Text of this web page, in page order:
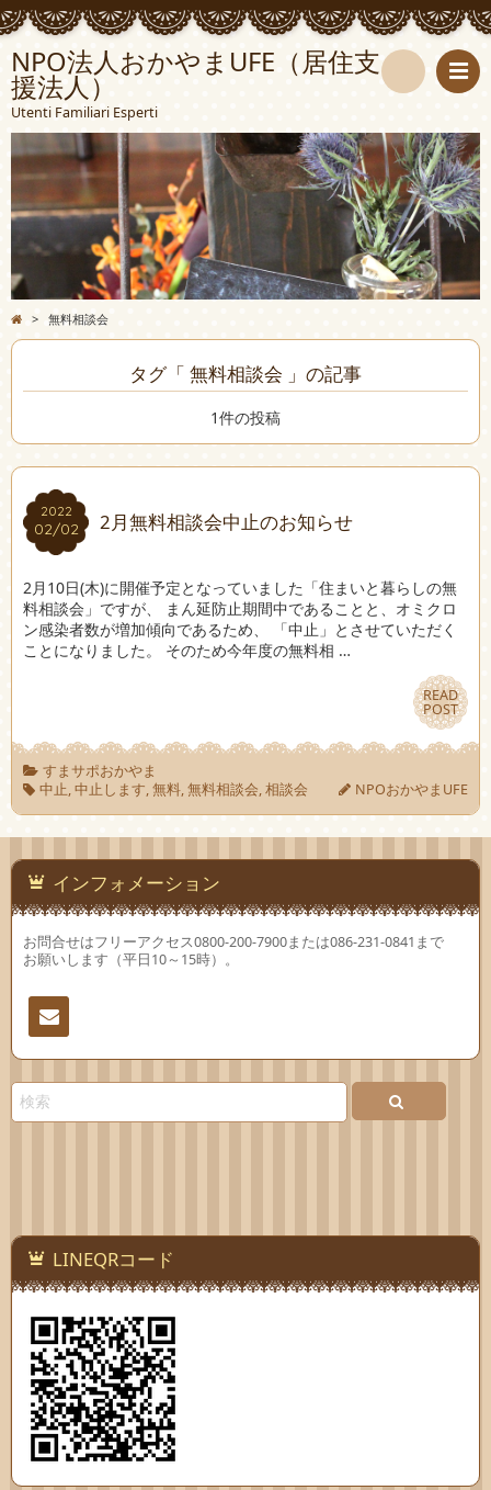
NPO法人おかやまUFE（居住支
援法人）
Utenti Familiari Esperti
索
> 無料相談会
タグ「 無料相談会 」の記事
1件の投稿
2022
02/02
2022
02/02 2月無料相談会中止のお知らせ
2月10日(木)に開催予定となっていました「住まいと暮らしの無
料相談会」ですが、 まん延防止期間中であることと、オミクロ
ン感染者数が増加傾向であるため、 「中止」とさせていただく
ことになりました。 そのため今年度の無料相 …
READ
POST
READ
POST
すまサポおかやま
中止,中止します,無料,無料相談会,相談会 NPOおかやまUFE
インフォメーション
お問合せはフリーアクセス0800-200-7900または086-231-0841まで
お願いします（平日10～15時）。
連絡
先
LINEQRコード